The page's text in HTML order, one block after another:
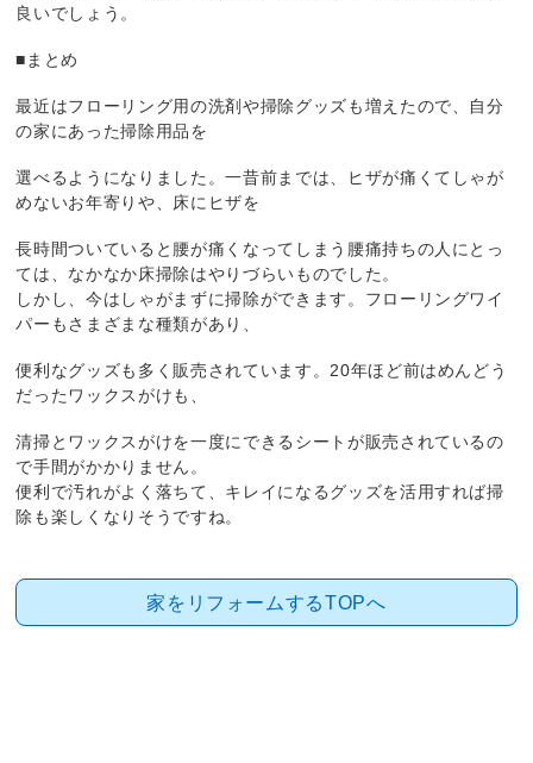
良いでしょう。
■まとめ
最近はフローリング用の洗剤や掃除グッズも増えたので、自分
の家にあった掃除用品を
選べるようになりました。一昔前までは、ヒザが痛くてしゃが
めないお年寄りや、床にヒザを
長時間ついていると腰が痛くなってしまう腰痛持ちの人にとっ
ては、なかなか床掃除はやりづらいものでした。
しかし、今はしゃがまずに掃除ができます。フローリングワイ
パーもさまざまな種類があり、
便利なグッズも多く販売されています。20年ほど前はめんどう
だったワックスがけも、
清掃とワックスがけを一度にできるシートが販売されているの
で手間がかかりません。
便利で汚れがよく落ちて、キレイになるグッズを活用すれば掃
除も楽しくなりそうですね。
家をリフォームするTOPへ